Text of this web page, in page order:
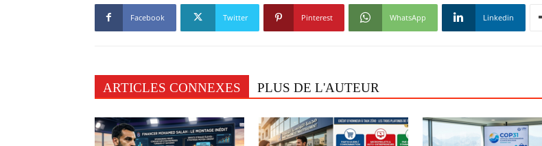
Facebook Twitter Pinterest WhatsApp Linkedin
ARTICLES CONNEXES PLUS DE L'AUTEUR